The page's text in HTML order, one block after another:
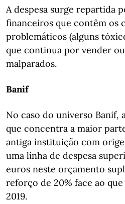
A despesa surge repartida
financeiros que contêm os
problemáticos (alguns
que continua por vender
malparados.
Banif
No caso do universo Banif,
que concentra a maior
antiga instituição com
uma linha de despesa
euros neste orçamento
reforço de 20% face ao
2019.